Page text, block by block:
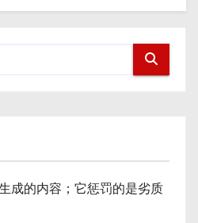
成的内容；它惩罚的是劣质